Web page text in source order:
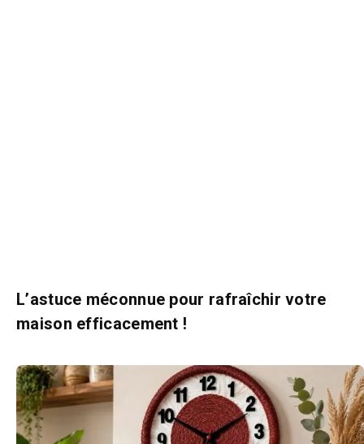
L’astuce méconnue pour rafraîchir votre
maison efficacement !